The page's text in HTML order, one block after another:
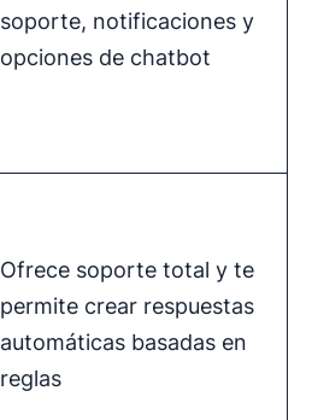
soporte, notificaciones y
opciones de chatbot
Ofrece soporte total y te
permite crear respuestas
automáticas basadas en
reglas